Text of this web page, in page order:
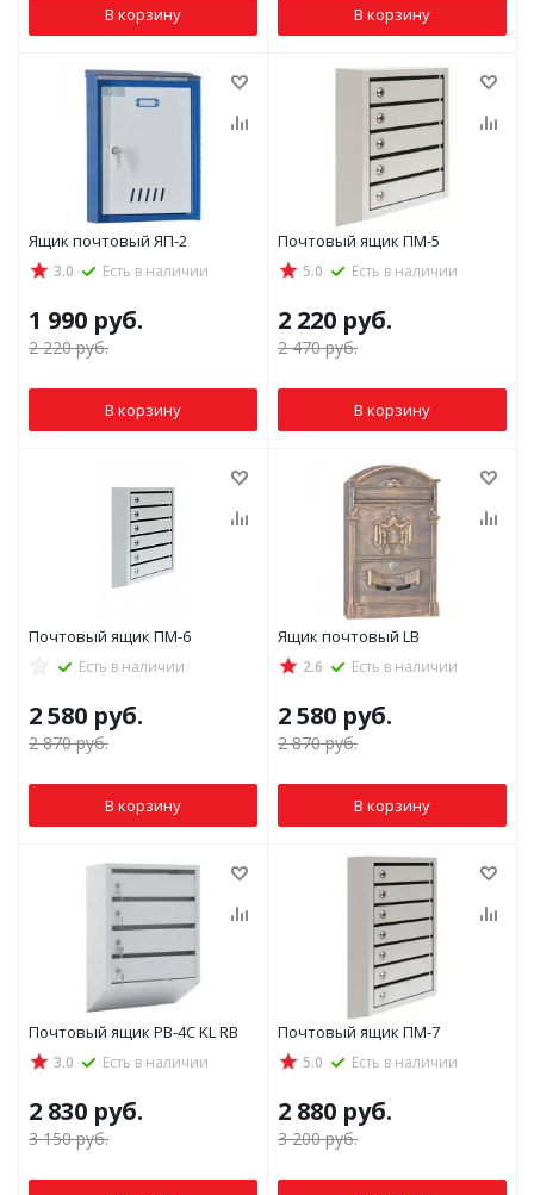
В корзину В корзину
Ящик почтовый ЯП-2
3.0 Есть в наличии
1 990 руб.
2 220руб.
В корзину
Почтовый ящик ПМ-5
5.0 Есть в наличии
2 220 руб.
2 470руб.
В корзину
Почтовый ящик ПМ-6
Есть в наличии
2 580 руб.
2 870руб.
В корзину
Ящик почтовый LB
2.6 Есть в наличии
2 580 руб.
2 870руб.
В корзину
Почтовый ящик PB-4C KL RB
3.0 Есть в наличии
2 830 руб.
3 150руб.
Почтовый ящик ПМ-7
5.0 Есть в наличии
2 880 руб.
3 200руб.